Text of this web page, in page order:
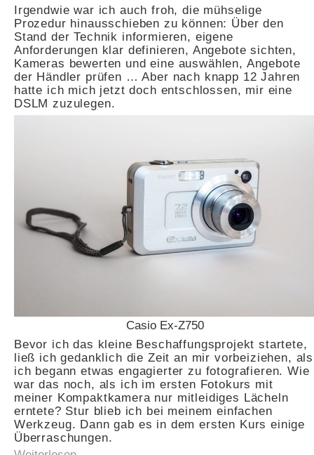
Irgendwie war ich auch froh, die mühselige
Prozedur hinausschieben zu können: Über den
Stand der Technik informieren, eigene
Anforderungen klar definieren, Angebote sichten,
Kameras bewerten und eine auswählen, Angebote
der Händler prüfen … Aber nach knapp 12 Jahren
hatte ich mich jetzt doch entschlossen, mir eine
DSLM zuzulegen.
Casio Ex-Z750
Bevor ich das kleine Beschaffungsprojekt startete,
ließ ich gedanklich die Zeit an mir vorbeiziehen, als
ich begann etwas engagierter zu fotografieren. Wie
war das noch, als ich im ersten Fotokurs mit
meiner Kompaktkamera nur mitleidiges Lächeln
erntete? Stur blieb ich bei meinem einfachen
Werkzeug. Dann gab es in dem ersten Kurs einige
Überraschungen.